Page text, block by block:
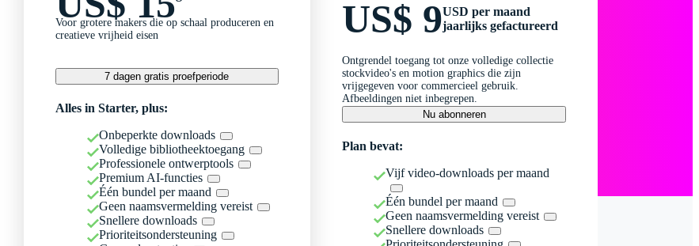
Voor grotere makers die op schaal produceren en
creatieve vrijheid eisen
7 dagen gratis proefperiode
Alles in Starter, plus:
Onbeperkte downloads
Volledige bibliotheektoegang
Professionele ontwerptools
Premium AI-functies
Één bundel per maand
Geen naamsvermelding vereist
Snellere downloads
Prioriteitsondersteuning
US$ 9USD per maand
jaarlijks gefactureerd
Ontgrendel toegang tot onze volledige collectie
stockvideo's en motion graphics die zijn
vrijgegeven voor commercieel gebruik.
Afbeeldingen niet inbegrepen.
Nu abonneren
Plan bevat:
Vijf video-downloads per maand
Één bundel per maand
Geen naamsvermelding vereist
Snellere downloads